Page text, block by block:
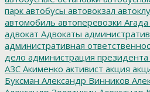
парк автобусы автовокзал
автомобиль автоперевозки Агада
адвокат Адвокаты
административная
дело администрация президента
АЗС Акименко активист акция
Буксман Александр Винников